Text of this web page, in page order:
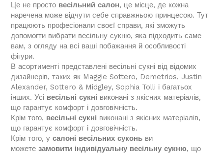
Це не просто весільний салон, це місце, де кожна
наречена може відчути себе справжньою принцесою. Тут
працюють професіонали своєї справи, які зможуть
допомогти вибрати весільну сукню, яка підходить саме
вам, з огляду на всі ваші побажання й особливості
фігури.
В асортименті представлені весільні сукні від відомих
дизайнерів, таких як Maggie Sottero, Demetrios, Justin
Alexander, Sottero & Midgley, Sophia Tolli і багатьох
інших. Усі весільні сукні виконані з якісних матеріалів,
що гарантує комфорт і довговічність.
Крім того, весільні сукні виконані з якісних матеріалів,
що гарантує комфорт і довговічність.
Крім того, усалоні весільних суконь ви
можетезамовити індивідуальну весільну сукню, що